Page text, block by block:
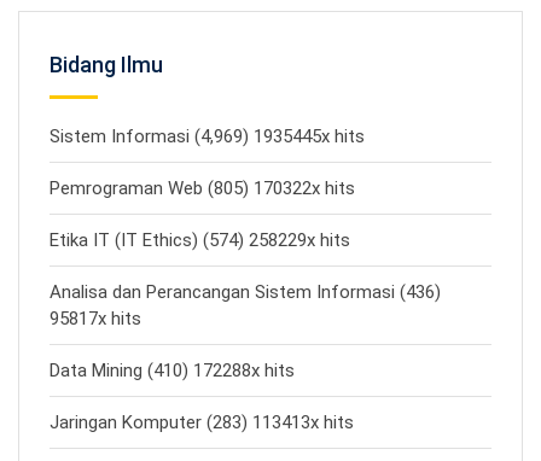
Bidang Ilmu
Sistem Informasi (4,969) 1935445x hits
Pemrograman Web (805) 170322x hits
Etika IT (IT Ethics) (574) 258229x hits
Analisa dan Perancangan Sistem Informasi (436)
95817x hits
Data Mining (410) 172288x hits
Jaringan Komputer (283) 113413x hits